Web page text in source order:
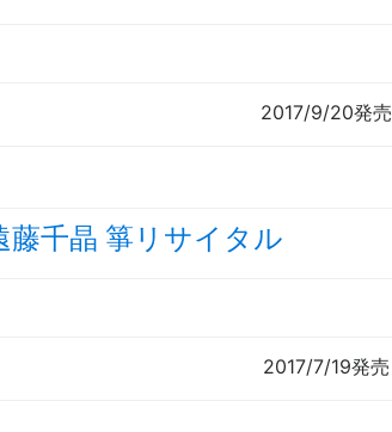
2017/9/20発売
藤千晶 箏リサイタル
2017/7/19発売